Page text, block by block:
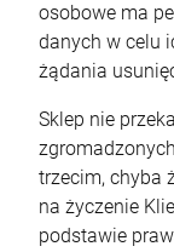
osobowe ma
danych w celu
żądania
Sklep nie
trzecim, chyba
na życzenie
podstawie